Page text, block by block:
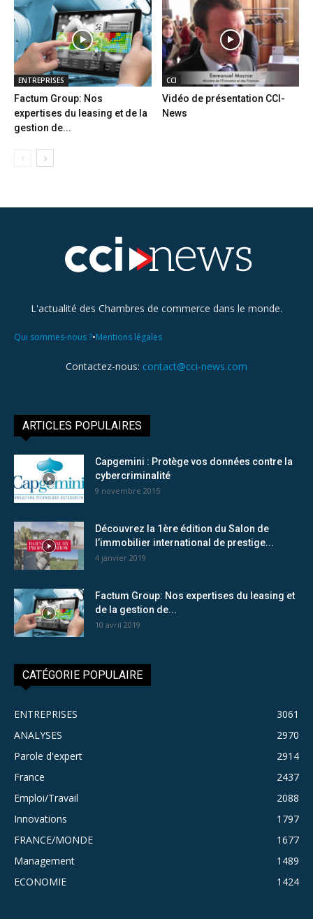
ENTREPRISES
Factum Group: Nos
expertises du leasing et de la
gestion de...
CCI
Vidéo de présentation CCI-
News
L'actualité des Chambres de commerce dans le monde.
Qui sommes-nous ?•Mentions légales
Contactez-nous: contact@cci-news.com
ARTICLES POPULAIRES
Capgemini : Protège vos données contre la
cybercriminalité
9 novembre 2015
Découvrez la 1ère édition du Salon de
l’immobilier international de prestige...
4 janvier 2019
Factum Group: Nos expertises du leasing et
de la gestion de...
10 avril 2019
CATÉGORIE POPULAIRE
ENTREPRISES
3061
ANALYSES
2970
Parole d'expert
2914
France
2437
Emploi/Travail
2088
Innovations
1797
FRANCE/MONDE
1677
Management
1489
ECONOMIE
1424